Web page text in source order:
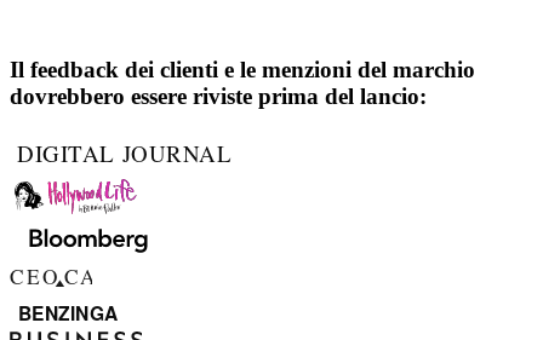
Il feedback dei clienti e le menzioni del marchio
dovrebbero essere riviste prima del lancio: